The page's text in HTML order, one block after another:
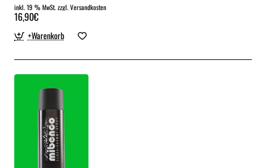
inkl. 19 % MwSt. zzgl. Versandkosten
16,90€
+Warenkorb